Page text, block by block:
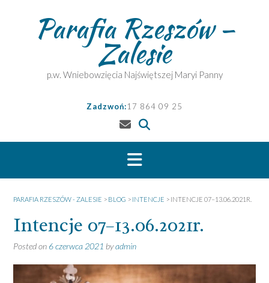
Parafia Rzeszów –
Zalesie
p.w. Wniebowzięcia Najświętszej Maryi Panny
Zadzwoń:17 864 09 25
PARAFIA RZESZÓW - ZALESIE > BLOG > INTENCJE > INTENCJE 07–13.06.2021R.
Intencje 07–13.06.2021r.
Posted on 6 czerwca 2021 byadmin